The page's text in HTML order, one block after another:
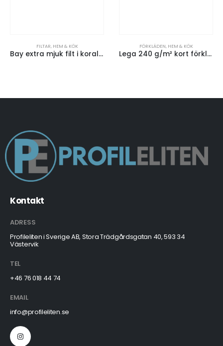
FILTAR, HEM & KÖK
Bay extra mjuk filt i korallfleece
FÖRKLÄDEN, HEM & KÖK
Lega 240 g/m² kort förkläde
Kontakt
ADRESS
Profileliten i Sverige AB, Stora Trädgårdsgatan 40, 593 34
Västervik
TEL
+46 76 018 44 74
EMAIL
info@profileliten.se